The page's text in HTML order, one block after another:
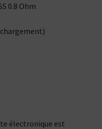
0.8 Ohm
chargement)
électronique est